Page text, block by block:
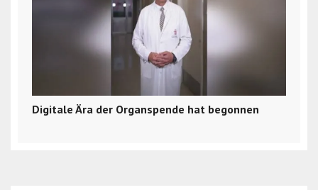
Digitale Ära der Organspende hat begonnen